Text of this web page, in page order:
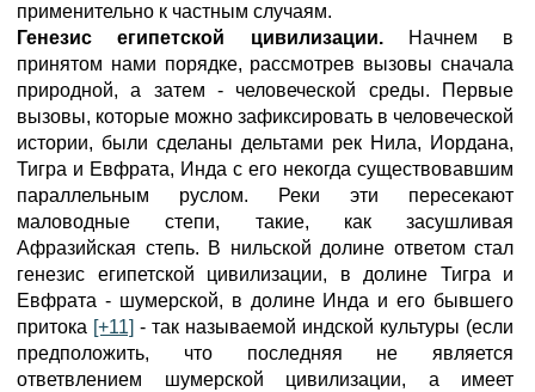
применительно к частным случаям.
Генезис египетской цивилизации.Начнем в
принятом нами порядке, рассмотрев вызовы сначала
природной, а затем - человеческой среды. Первые
вызовы, которые можно зафиксировать в человеческой
истории, были сделаны дельтами рек Нила, Иордана,
Тигра и Евфрата, Инда с его некогда существовавшим
параллельным руслом. Реки эти пересекают
маловодные степи, такие, как засушливая
Афразийская степь. В нильской долине ответом стал
генезис египетской цивилизации, в долине Тигра и
Евфрата - шумерской, в долине Инда и его бывшего
притока [+11] - так называемой индской культуры (если
предположить, что последняя не является
ответвлением шумерской цивилизации, а имеет